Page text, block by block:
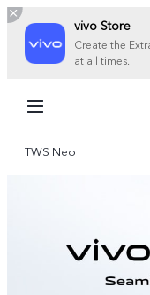
vivo Store
Create the
at all times.
Keranjang
Masuk/Daftar
TWS Neo